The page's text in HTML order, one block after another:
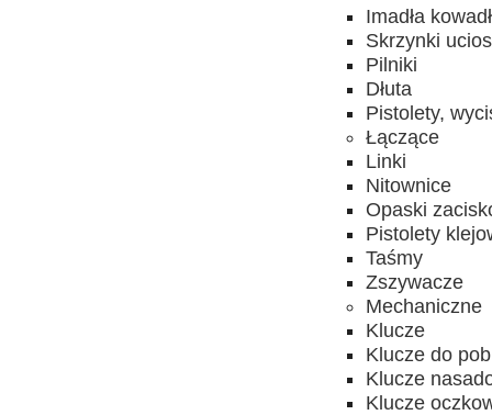
Imadła
Skrzynki
Pilniki
Dłuta
Pistolety,
Łączące
Linki
Nitownice
Opaski
Pistolety
Taśmy
Zszywacze
Mechaniczne
Klucze
Klucze do
Klucze
Klucze